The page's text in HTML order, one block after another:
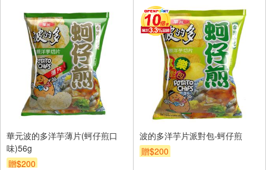
華元波的多洋芋薄片(蚵仔煎口
味)56g
贈$200
波的多洋芋片派對包-蚵仔煎
贈$200